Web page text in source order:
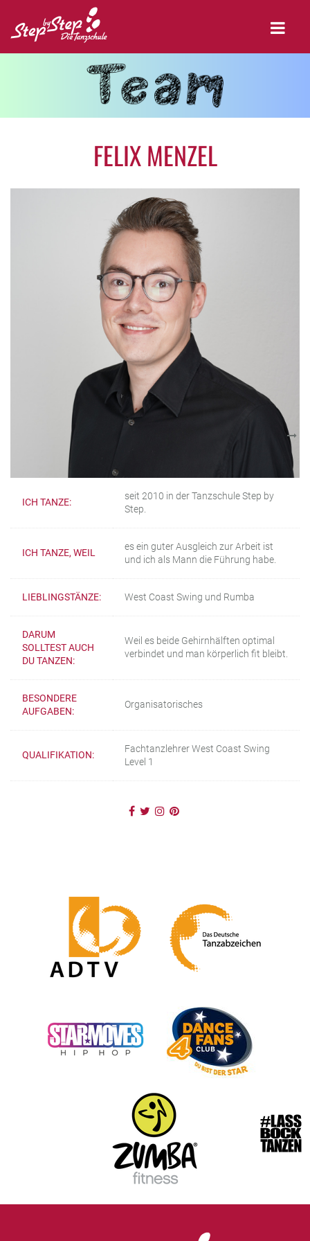
FELIX MENZEL
ICH TANZE:
seit 2010 in der Tanzschule Step by
Step.
ICH TANZE, WEIL
es ein guter Ausgleich zur Arbeit ist
und ich als Mann die Führung habe.
LIEBLINGSTÄNZE: West Coast Swing und Rumba
DARUM
SOLLTEST AUCH
DU TANZEN:
Weil es beide Gehirnhälften optimal
verbindet und man körperlich fit bleibt.
BESONDERE
AUFGABEN:
Organisatorisches
QUALIFIKATION:
Fachtanzlehrer West Coast Swing
Level 1